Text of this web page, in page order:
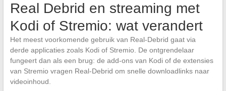
Real Debrid en streaming met
Kodi of Stremio: wat verandert
Het meest voorkomende gebruik van Real-Debrid gaat via
derde applicaties zoals Kodi of Stremio. De ontgrendelaar
fungeert dan als een brug: de add-ons van Kodi of de extensies
van Stremio vragen Real-Debrid om snelle downloadlinks naar
videoinhoud.